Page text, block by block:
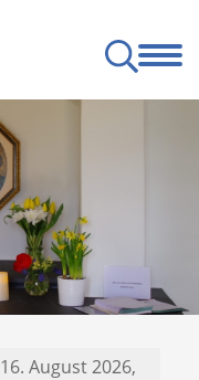
16. August 2026,